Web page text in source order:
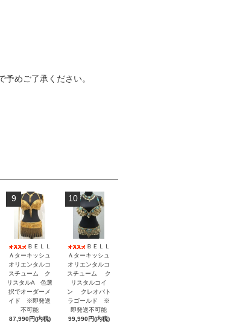
めご了承ください。
9
ＢＥＬＬ
Ａターキッシュ
オリエンタルコ
スチューム ク
リスタルA 色選
択でオーダーメ
イド ※即発送
不可能
87,990円(内税)
10
ＢＥＬＬ
Ａターキッシュ
オリエンタルコ
スチューム ク
リスタルコイ
ン クレオパト
ラゴールド ※
即発送不可能
99,990円(内税)